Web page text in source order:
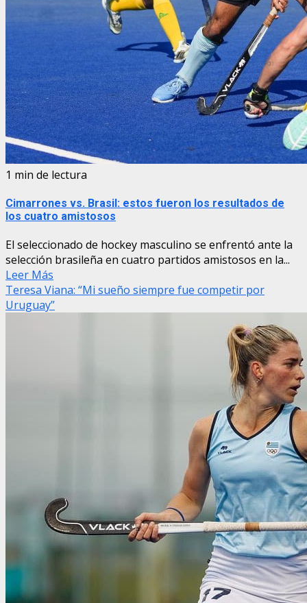
1 min de lectura
Cimarrones vs. Brasil: estos fueron los resultados de
los cuatro amistosos
El seleccionado de hockey masculino se enfrentó ante la
selección brasileña en cuatro partidos amistosos en la...
Leer Más
Teresa Viana: “Mi sueño siempre fue competir por
Uruguay”